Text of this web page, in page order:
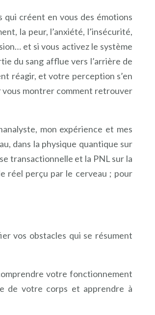
qui créent en vous des émotions
la peur, l’anxiété, l’insécurité,
et si vous activez le système
du sang afflue vers l’arrière de
réagir, et votre perception s’en
vous montrer comment retrouver
mon expérience et mes
dans la physique quantique sur
transactionnelle et la PNL sur la
réel perçu par le cerveau ; pour
vos obstacles qui se résument
votre fonctionnement
de votre corps et apprendre à